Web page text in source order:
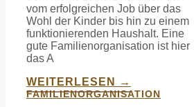
vom erfolgreichen Job über das
Wohl der Kinder bis hin zu einem
funktionierenden Haushalt. Eine
gute Familienorganisation ist hier
das A
WEITERLESEN →
FAMILIENORGANISATION